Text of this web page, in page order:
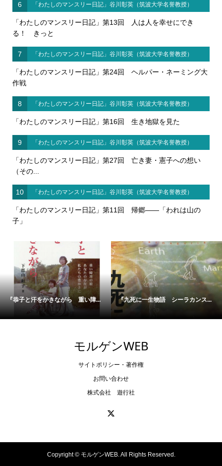
6 「わたしのマンスリー日記」谷川彰英（筑波大学名誉教授）
「わたしのマンスリー日記」第13回 人は人を幸せにでき
る！ きっと
7 「わたしのマンスリー日記」谷川彰英（筑波大学名誉教授）
「わたしのマンスリー日記」第24回 ヘルパー・ネーミング大
作戦
8 「わたしのマンスリー日記」谷川彰英（筑波大学名誉教授）
「わたしのマンスリー日記」第16回 生き地獄を見た
9 「わたしのマンスリー日記」谷川彰英（筑波大学名誉教授）
「わたしのマンスリー日記」第27回 亡き妻・憲子への想い
（その...
10 「わたしのマンスリー日記」谷川彰英（筑波大学名誉教授）
「わたしのマンスリー日記」第11回 帰郷――「われは山の
子」
『恭子と汗をかきながら 重い障... 『九死に一生物語 シーラカンス...
モルゲンWEB
サイトポリシー・著作権
お問い合わせ
株式会社 遊行社
Copyright ©モルゲンWEB. All Rights Reserved.